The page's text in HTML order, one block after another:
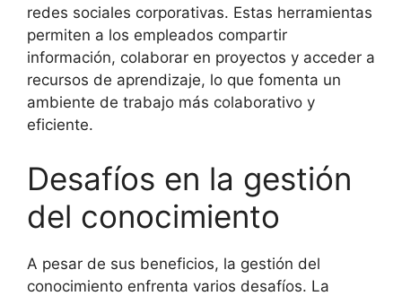
redes sociales corporativas. Estas herramientas
permiten a los empleados compartir
información, colaborar en proyectos y acceder a
recursos de aprendizaje, lo que fomenta un
ambiente de trabajo más colaborativo y
eficiente.
Desafíos en la gestión
del conocimiento
A pesar de sus beneficios, la gestión del
conocimiento enfrenta varios desafíos. La